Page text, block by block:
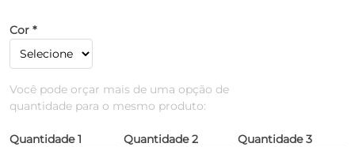
Cor *
Você pode orçar mais de uma opção de
quantidade para o mesmo produto:
Quantidade 1 Quantidade 2 Quantidade 3